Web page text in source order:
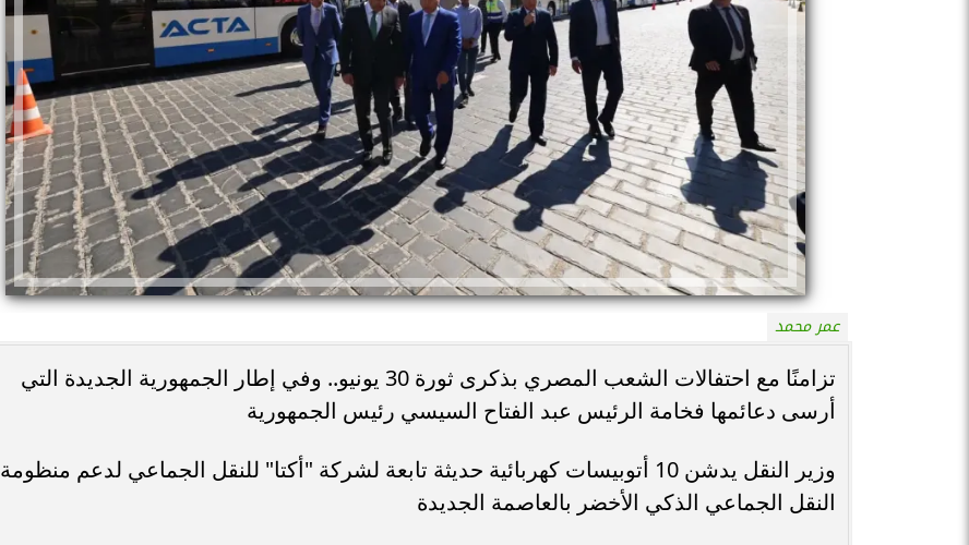
عمر محمد
تزامنًا مع احتفالات الشعب المصري بذكرى ثورة 30 يونيو.. وفي إطار الجمهورية الجديدة التي
أرسى دعائمها فخامة الرئيس عبد الفتاح السيسي رئيس الجمهورية
وزير النقل يدشن 10 أتوبيسات كهربائية حديثة تابعة لشركة "أكتا" للنقل الجماعي لدعم منظومة
النقل الجماعي الذكي الأخضر بالعاصمة الجديدة